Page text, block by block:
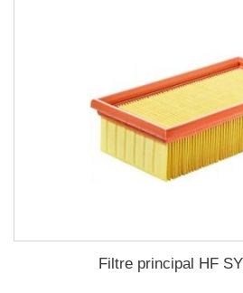
Filtre principal HF